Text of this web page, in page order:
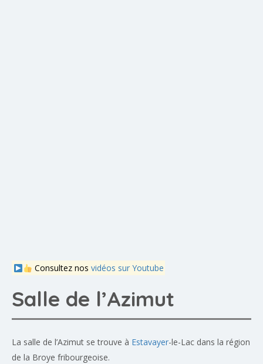
Consultez nos vidéos sur Youtube
Salle de l’Azimut
La salle de l’Azimut se trouve à Estavayer-le-Lac dans la région
de la Broye fribourgeoise.